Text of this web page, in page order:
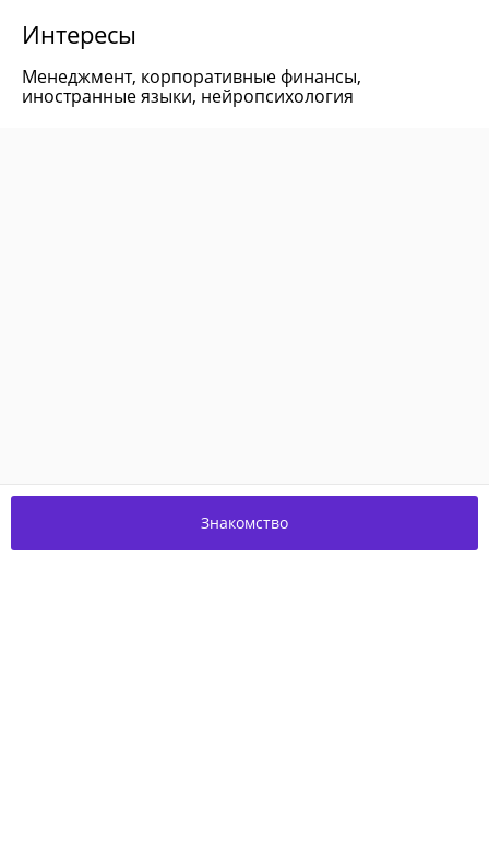
Интересы
Менеджмент, корпоративные финансы,
иностранные языки, нейропсихология
Знакомство